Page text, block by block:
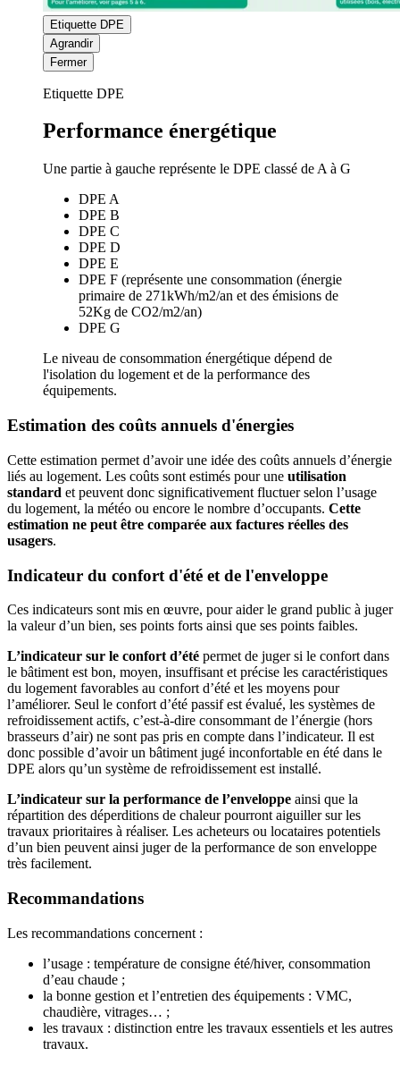
Etiquette DPE
Agrandir
Fermer
Etiquette DPE
Performance énergétique
Une partie à gauche représente le DPE classé de A à G
DPE A
DPE B
DPE C
DPE D
DPE E
DPE F (représente une consommation (énergie
primaire de 271kWh/m2/an et des émisions de
52Kg de CO2/m2/an)
DPE G
Le niveau de consommation énergétique dépend de
l'isolation du logement et de la performance des
équipements.
Estimation des coûts annuels d'énergies
Cette estimation permet d’avoir une idée des coûts annuels d’énergie
liés au logement. Les coûts sont estimés pour une utilisation
standard et peuvent donc significativement fluctuer selon l’usage
du logement, la météo ou encore le nombre d’occupants. Cette
estimation ne peut être comparée aux factures réelles des
usagers.
Indicateur du confort d'été et de l'enveloppe
Ces indicateurs sont mis en œuvre, pour aider le grand public à juger
la valeur d’un bien, ses points forts ainsi que ses points faibles.
L’indicateur sur le confort d’été permet de juger si le confort dans
le bâtiment est bon, moyen, insuffisant et précise les caractéristiques
du logement favorables au confort d’été et les moyens pour
l’améliorer. Seul le confort d’été passif est évalué, les systèmes de
refroidissement actifs, c’est-à-dire consommant de l’énergie (hors
brasseurs d’air) ne sont pas pris en compte dans l’indicateur. Il est
donc possible d’avoir un bâtiment jugé inconfortable en été dans le
DPE alors qu’un système de refroidissement est installé.
L’indicateur sur la performance de l’enveloppe ainsi que la
répartition des déperditions de chaleur pourront aiguiller sur les
travaux prioritaires à réaliser. Les acheteurs ou locataires potentiels
d’un bien peuvent ainsi juger de la performance de son enveloppe
très facilement.
Recommandations
Les recommandations concernent :
l’usage : température de consigne été/hiver, consommation
d’eau chaude ;
la bonne gestion et l’entretien des équipements : VMC,
chaudière, vitrages… ;
les travaux : distinction entre les travaux essentiels et les autres
travaux.